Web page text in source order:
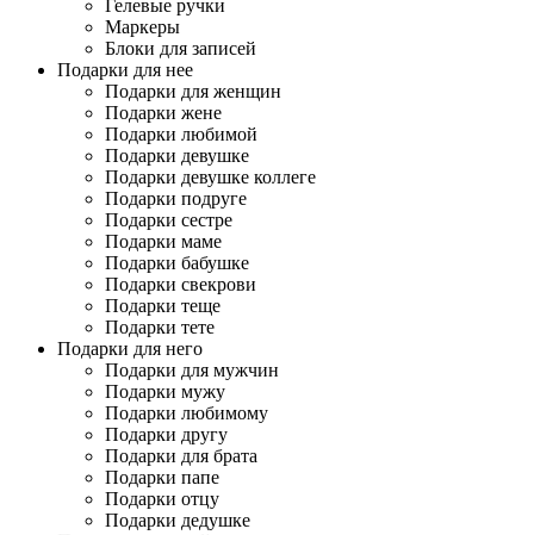
Гелевые ручки
Маркеры
Блоки для записей
Подарки для нее
Подарки для женщин
Подарки жене
Подарки любимой
Подарки девушке
Подарки девушке коллеге
Подарки подруге
Подарки сестре
Подарки маме
Подарки бабушке
Подарки свекрови
Подарки теще
Подарки тете
Подарки для него
Подарки для мужчин
Подарки мужу
Подарки любимому
Подарки другу
Подарки для брата
Подарки папе
Подарки отцу
Подарки дедушке